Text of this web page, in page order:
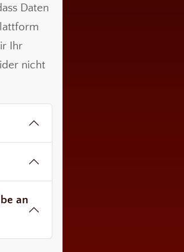
Daten
Ihr
nicht
an